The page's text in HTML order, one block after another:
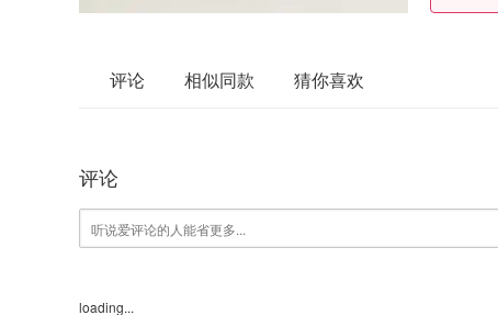
评论 相似同款 猜你喜欢
评论
loading...